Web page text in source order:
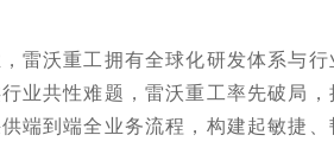
雷沃重工拥有全球化研发体系与行
业共性难题，雷沃重工率先破局
端到端全业务流程，构建起敏捷